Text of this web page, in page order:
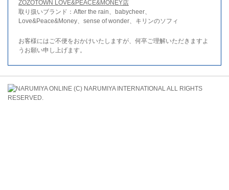
ZOZOTOWN LOVE&PEACE&MONEY店
取り扱いブランド：After the rain、babycheer、
Love&Peace&Money、sense of wonder、キリンのソフィ
お客様にはご不便をおかけいたしますが、何卒ご理解いただきますよ
うお願い申し上げます。